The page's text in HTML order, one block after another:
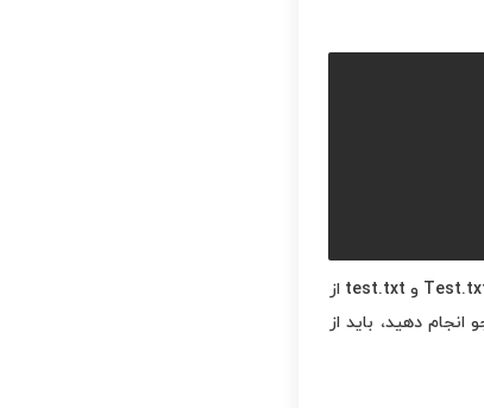
به این نکته توجه داشته باشید که گزینه -name به حروف کوچک و بزرگ حساس است. به عنوان مثال، فایل‌های Test.txt و test.txt از
دهید، باید از